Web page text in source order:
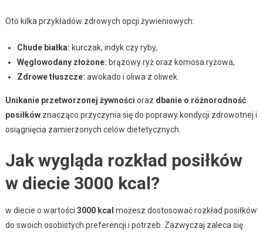
Oto kilka przykładów zdrowych opcji żywieniowych:
Chude białka: kurczak, indyk czy ryby,
Węglowodany złożone: brązowy ryż oraz komosa ryżowa,
Zdrowe tłuszcze: awokado i oliwa z oliwek.
Unikanie przetworzonej żywności oraz dbanie o różnorodność
posiłkówznacząco przyczynia się do poprawy kondycji zdrowotnej i
osiągnięcia zamierzonych celów dietetycznych.
Jak wygląda rozkład posiłków
w diecie 3000 kcal?
w diecie o wartości 3000 kcal możesz dostosować rozkład posiłków
do swoich osobistych preferencji i potrzeb. Zazwyczaj zaleca się